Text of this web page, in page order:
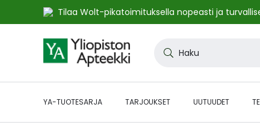
Tilaa Wolt-pikatoimituksella nopeasti ja
to
Content
YA-TUOTESARJA TARJOUKSET UUTUUDET